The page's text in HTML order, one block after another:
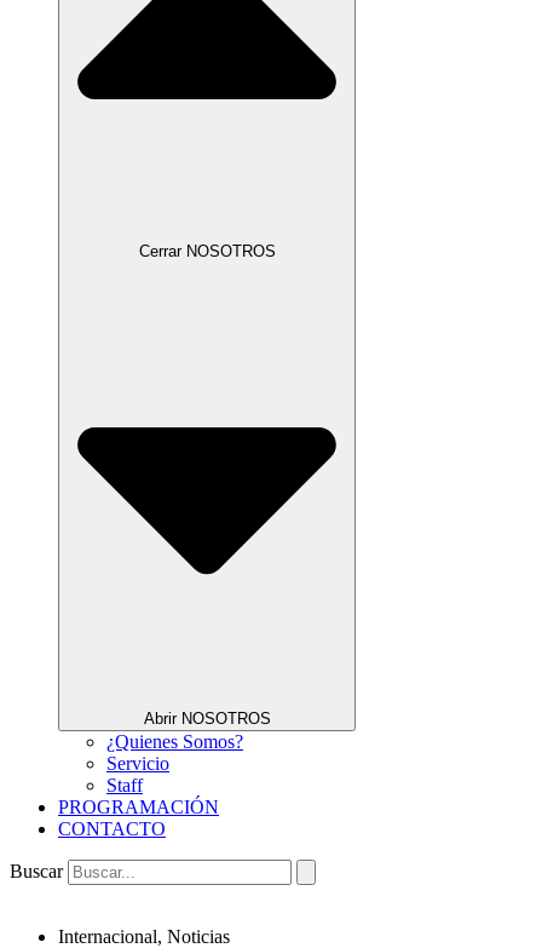
Cerrar NOSOTROS
Abrir NOSOTROS
¿Quienes Somos?
Servicio
Staff
PROGRAMACIÓN
CONTACTO
Buscar
Internacional, Noticias